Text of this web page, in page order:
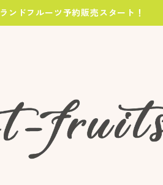
ンドフルーツ予約販売スタート！